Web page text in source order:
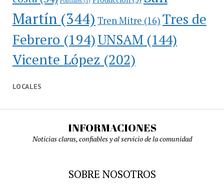
Martín(344) Tren Mitre (16) Tres de
Febrero (194)UNSAM (144)
Vicente López (202)
LOCALES
INFORMACIONES
Noticias claras, confiables y al servicio de la comunidad
SOBRE NOSOTROS